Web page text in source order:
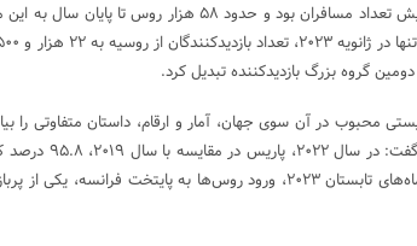
اقیانوس هند شاهد افزایش تعداد مسافران بود و حدود ۵۸
دومین گروه بزرگ بازدیدکننده تبدیل کرد.
محبوب در آن سوی جهان، آمار و ارقام، داستان متفاوتی را
هیأت گردشگری
است. انتظار می‌رود در ماه‌های تابستان ۲۰۲۳، ورود روس‌ها به پایتخت